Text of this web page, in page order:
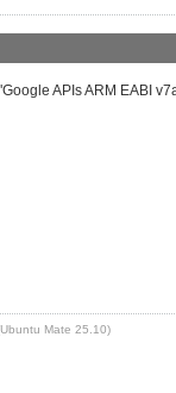
APIs ARM EABI
Mate 25.10)